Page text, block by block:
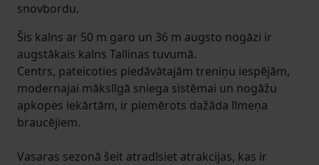
snovbordu.
Šis kalns ar 50 m garo un 36 m augsto nogāzi ir
augstākais kalns Tallinas tuvumā.
Centrs, pateicoties piedāvātajām treniņu iespējām,
modernajai mākslīgā sniega sistēmai un nogāžu
apkopes iekārtām, ir piemērots dažāda līmeņa
braucējiem.
Vasaras sezonā šeit atradīsiet atrakcijas, kas ir